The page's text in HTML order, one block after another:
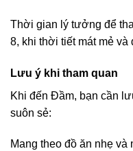
Thời gian lý tưởng để
8, khi thời tiết mát mẻ và
Lưu ý khi tham quan
Khi đến Đầm, bạn cần
suôn sẻ:
Mang theo đồ ăn nhẹ